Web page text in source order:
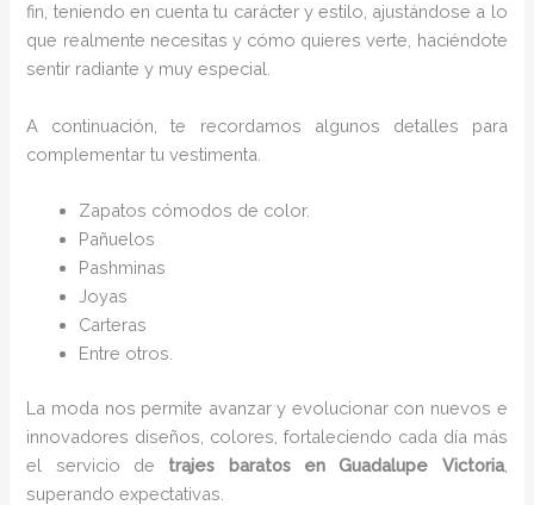
fin, teniendo en cuenta tu carácter y estilo, ajustándose a lo
que realmente necesitas y cómo quieres verte, haciéndote
sentir radiante y muy especial.
A continuación, te recordamos algunos detalles para
complementar tu vestimenta.
Zapatos cómodos de color.
Pañuelos
Pashminas
Joyas
Carteras
Entre otros.
La moda nos permite avanzar y evolucionar con nuevos e
innovadores diseños, colores, fortaleciendo cada día más
el servicio de trajes baratos en Guadalupe Victoria,
superando expectativas.